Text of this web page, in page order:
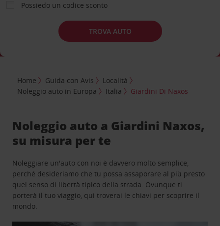
Possiedo un codice sconto
TROVA AUTO
Home Guida con Avis
Località
Noleggio auto in Europa
Italia Giardini Di Naxos
Noleggio auto a Giardini Naxos,
su misura per te
Noleggiare un'auto con noi è davvero molto semplice,
perché desideriamo che tu possa assaporare al più presto
quel senso di libertà tipico della strada. Ovunque ti
porterà il tuo viaggio, qui troverai le chiavi per scoprire il
mondo.